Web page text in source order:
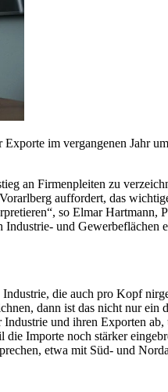
im vergangenen Jahr
an Firmenpleiten zu
auffordert, das
so Elmar
und
die auch pro Kopf
dann ist das nicht nur ein
und ihren Exporten
Importe noch stärker
etwa mit Süd- und